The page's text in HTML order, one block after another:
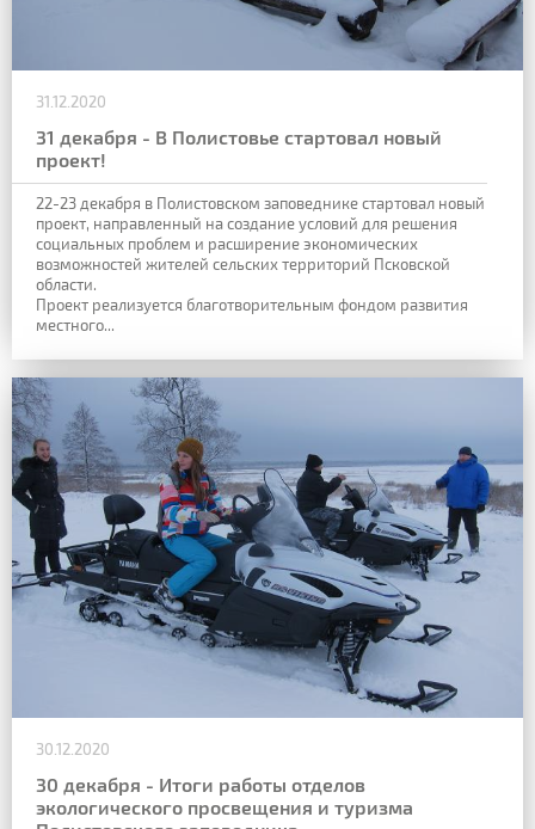
31.12.2020
31 декабря - В Полистовье стартовал новый
проект!
22-23 декабря в Полистовском заповеднике стартовал новый
проект, направленный на создание условий для решения
социальных проблем и расширение экономических
возможностей жителей сельских территорий Псковской
области.
Проект реализуется благотворительным фондом развития
местного...
30.12.2020
30 декабря - Итоги работы отделов
экологического просвещения и туризма